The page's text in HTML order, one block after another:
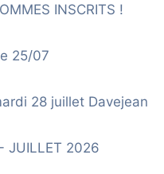
INSCRITS !
25/07
28 juillet Davejean
JUILLET 2026